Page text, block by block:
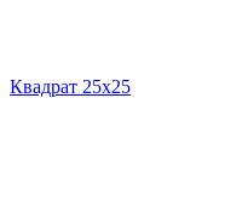
Квадрат 25х25